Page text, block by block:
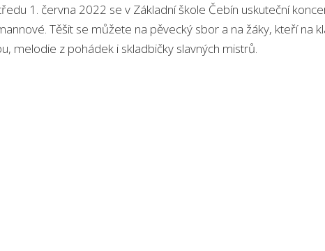
1. června 2022 se v Základní škole Čebín uskuteční
Těšit se můžete na pěvecký sbor a na žáky, kteří na
melodie z pohádek i skladbičky slavných mistrů.